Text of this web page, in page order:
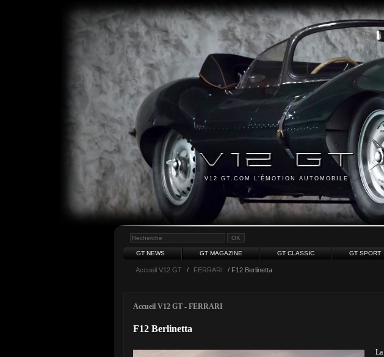
V12 GT.COM L'ÉMOTION AUTOMOBILE
GT NEWS GT MAGAZINE GT CLASSIC GT SPORT
Accueil V12 GT / FERRARI / F12 Berlinetta
Accueil V12 GT - FERRARI
F12 Berlinetta